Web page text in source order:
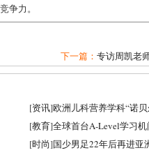
争力。
下一篇： 专访周凯老
[资讯]欧洲儿科营养学科“诺
[教育]全球首台A-Level学习
[时尚]国少男足22年后再进亚